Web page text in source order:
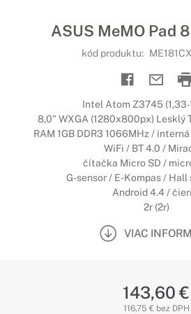
ASUS MeMO Pad
kód produktu:
Intel Atom Z3745 (1,33-
8,0" WXGA (1280x800px) Lesklý
RAM 1GB DDR3 1066MHz /
WiFi / BT 4.0 /
čítačka Micro SD /
G-sensor / E-Kompas / Hall
Android 4.4 /
2r (2r)
VIAC
143,60 €
116,75 € bez DPH